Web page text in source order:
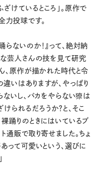
けているところ」。原作で
力投球です。
らないのか！』って、絶対納
な芸人さんの技を見て研究
、原作が描かれた時代と令
いはありますが、やっぱり
ないし、バカをやらない獠は
られるだろうか？と、そこ
踊りのときにはいているブ
通販で取り寄せました。ちょ
って可愛いという、選びに